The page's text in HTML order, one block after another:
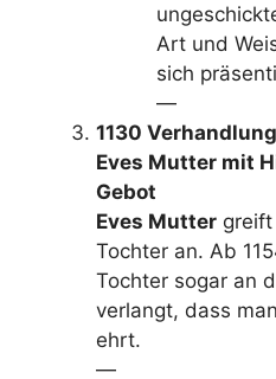
Art und
sich
—
1130
Eves Mutter mit
Gebot
Eves Mutter
Tochter an. Ab
Tochter sogar an
verlangt, dass
ehrt.
—